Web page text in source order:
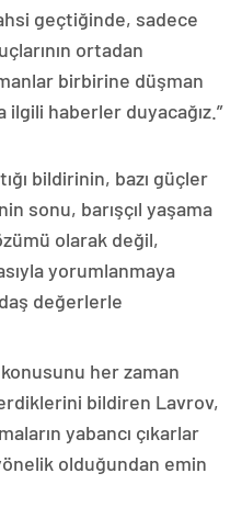
geçtiğinde, sadece
ortadan
birbirine düşman
ilgili haberler duyacağız.”
bildirinin, bazı güçler
sonu, barışçıl yaşama
olarak değil,
yorumlanmaya
değerlerle
her zaman
bildiren Lavrov,
yabancı çıkarlar
olduğundan emin